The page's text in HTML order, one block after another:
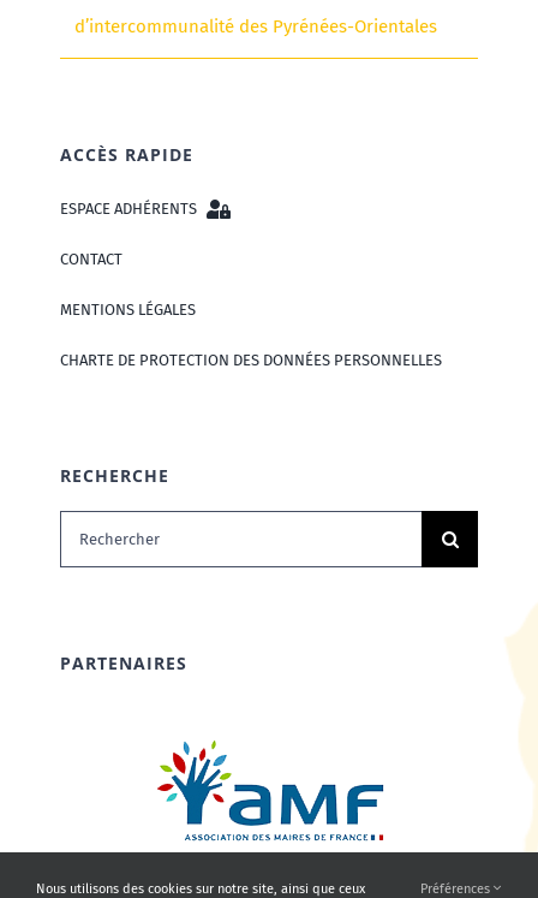
d’intercommunalité des Pyrénées-Orientales
ACCÈS RAPIDE
ESPACE ADHÉRENTS
CONTACT
MENTIONS LÉGALES
CHARTE DE PROTECTION DES DONNÉES PERSONNELLES
RECHERCHE
Rechercher:
PARTENAIRES
Nous utilisons des cookies sur notre site, ainsi que ceux Préférences